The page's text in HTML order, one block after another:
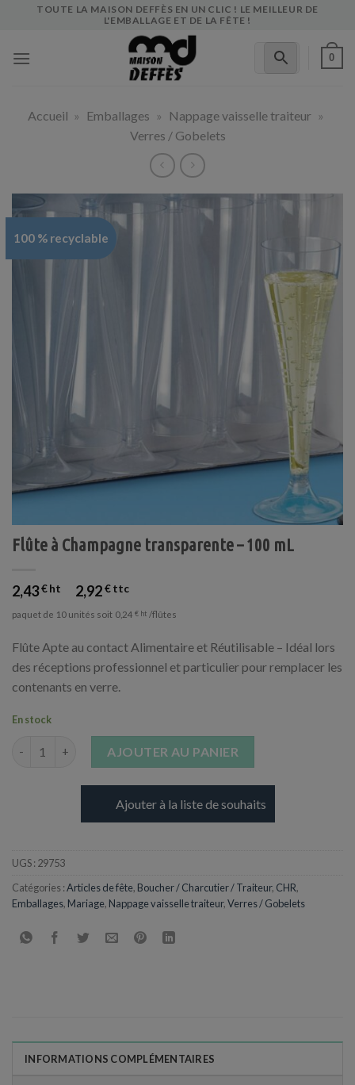
TOUTE LA MAISON DEFFÈS EN UN CLIC ! LE MEILLEUR DE
L'EMBALLAGE ET DE LA FÊTE !
0
Accueil » Emballages » Nappage vaisselle traiteur »
Verres / Gobelets
100 % recyclable
Flûte à Champagne transparente – 100 mL
2,43€ 2,92€
paquet de 10 unités soit 0,24 € /flûtes
Flûte Apte au contact Alimentaire et Réutilisable – Idéal lors
des réceptions professionnel et particulier pour remplacer les
contenants en verre.
En stock
AJOUTER AU PANIER
Ajouter à la liste de souhaits
UGS : 29753
Catégories :Articles de fête, Boucher / Charcutier / Traiteur, CHR,
Emballages, Mariage, Nappage vaisselle traiteur,Verres / Gobelets
INFORMATIONS COMPLÉMENTAIRES